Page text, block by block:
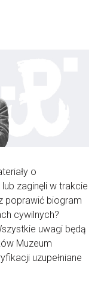
o
zaginęli w trakcie
poprawić biogram
cywilnych?
uwagi będą
Muzeum
uzupełniane